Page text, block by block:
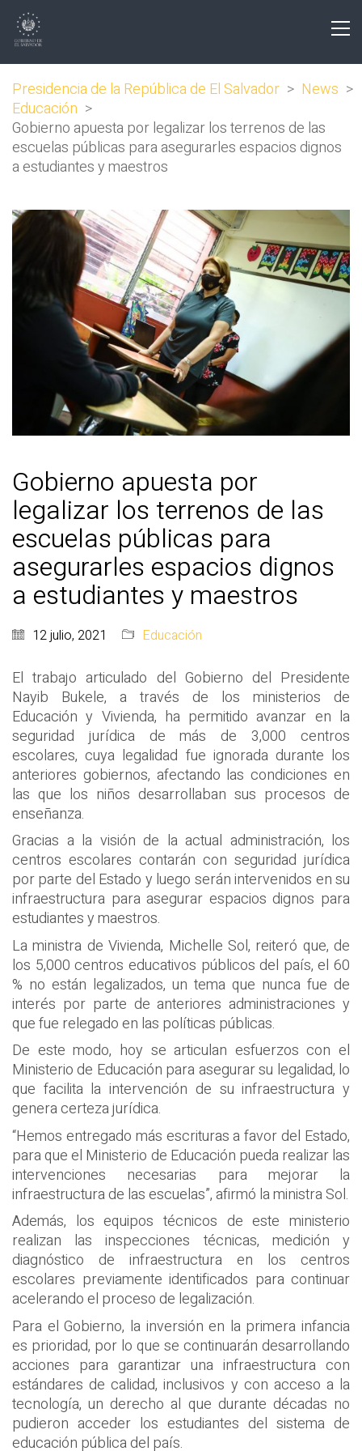
Presidencia de la República de El Salvador > News >
Educación >
Gobierno apuesta por legalizar los terrenos de las
escuelas públicas para asegurarles espacios dignos
a estudiantes y maestros
Gobierno apuesta por
legalizar los terrenos de las
escuelas públicas para
asegurarles espacios dignos
a estudiantes y maestros
12 julio, 2021 Educación
El trabajo articulado del Gobierno del Presidente
Nayib Bukele, a través de los ministerios de
Educación y Vivienda, ha permitido avanzar en la
seguridad jurídica de más de 3,000 centros
escolares, cuya legalidad fue ignorada durante los
anteriores gobiernos, afectando las condiciones en
las que los niños desarrollaban sus procesos de
enseñanza.
Gracias a la visión de la actual administración, los
centros escolares contarán con seguridad jurídica
por parte del Estado y luego serán intervenidos en su
infraestructura para asegurar espacios dignos para
estudiantes y maestros.
La ministra de Vivienda, Michelle Sol, reiteró que, de
los 5,000 centros educativos públicos del país, el 60
% no están legalizados, un tema que nunca fue de
interés por parte de anteriores administraciones y
que fue relegado en las políticas públicas.
De este modo, hoy se articulan esfuerzos con el
Ministerio de Educación para asegurar su legalidad, lo
que facilita la intervención de su infraestructura y
genera certeza jurídica.
“Hemos entregado más escrituras a favor del Estado,
para que el Ministerio de Educación pueda realizar las
intervenciones necesarias para mejorar la
infraestructura de las escuelas”, afirmó la ministra Sol.
Además, los equipos técnicos de este ministerio
realizan las inspecciones técnicas, medición y
diagnóstico de infraestructura en los centros
escolares previamente identificados para continuar
acelerando el proceso de legalización.
Para el Gobierno, la inversión en la primera infancia
es prioridad, por lo que se continuarán desarrollando
acciones para garantizar una infraestructura con
estándares de calidad, inclusivos y con acceso a la
tecnología, un derecho al que durante décadas no
pudieron acceder los estudiantes del sistema de
educación pública del país.